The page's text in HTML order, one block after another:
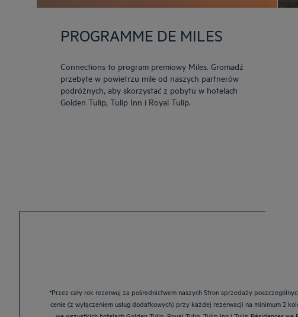
PROGRAMME DE MILES
Connections to program premiowy Miles. Gromadź
przebyte w powietrzu mile od naszych partnerów
podróżnych, aby skorzystać z pobytu w hotelach
Golden Tulip, Tulip Inn i Royal Tulip.
*Przez cały rok rezerwuj za pośrednictwem naszych Stron sprzedaży
cenie (z wyłączeniem usług dodatkowych) przy każdej rezerwacji na minimum 2